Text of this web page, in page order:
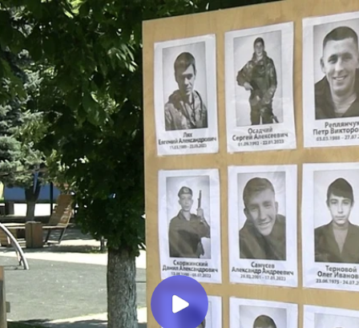
Миллеровское ТЕЛЕВИДЕНИЕ
1 июля-День ветеранов боевых
действий. Репортаж о
мероприятиях, посвящённых
героям-защитникам
Миллеровское ТВ 1 месяц назад